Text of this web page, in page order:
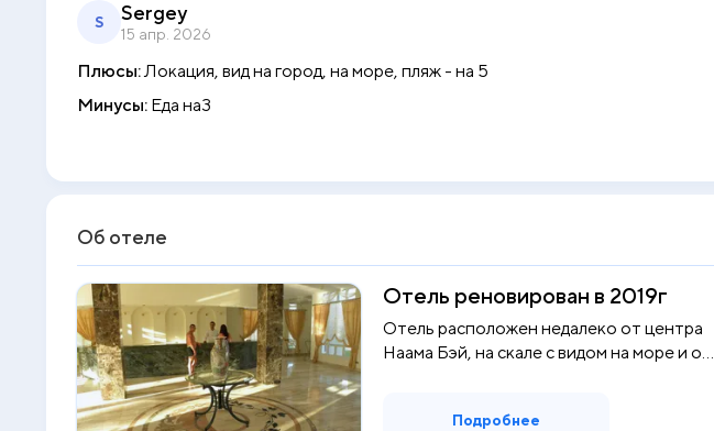
S Sergey
15 апр. 2026
Плюсы:Локация, вид на город, на море, пляж - на 5
Минусы: Еда на3
Об отеле
Отель реновирован в 2019г
Отель расположен недалеко от центра
Наама Бэй, на скале с видом на море и о...
Подробнее